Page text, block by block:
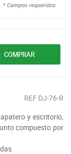
* Campos requeridos
COMPRAR
REF DJ-76-R
y escritorio,
compuesto por